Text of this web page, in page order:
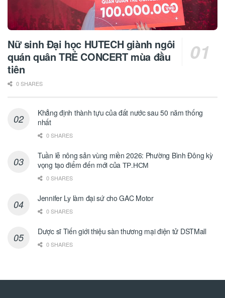
Nữ sinh Đại học HUTECH giành ngôi
quán quân TRẺ CONCERT mùa đầu
tiên
0 SHARES
Khẳng định thành tựu của đất nước sau 50 năm thống
nhất
0 SHARES
Tuần lễ nông sản vùng miền 2026: Phường Bình Đông kỳ
vọng tạo điểm đến mới của ТР.НСМ
0 SHARES
Jennifer Ly làm đại sứ cho GAC Motor
0 SHARES
Dược sĩ Tiến giới thiệu sàn thương mại điện tử DSTMall
0 SHARES